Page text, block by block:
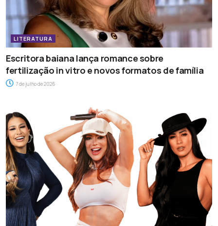
LITERATURA
Escritora baiana lança romance sobre
fertilização in vitro e novos formatos de família
7 de julho de 2026